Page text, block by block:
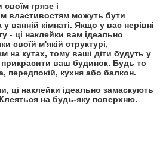
грязе і
властивостям можуть бути
у ванній кімнаті. Якщо у вас нерівні
- ці наклейки вам ідеально
своїй м'якій структурі,
на кутах, тому ваші діти будуть у
прикрасити ваш будинок. Будь то
передпокій, кухня або балкон.
ці наклейки ідеально замаскують
на будь-яку поверхню.